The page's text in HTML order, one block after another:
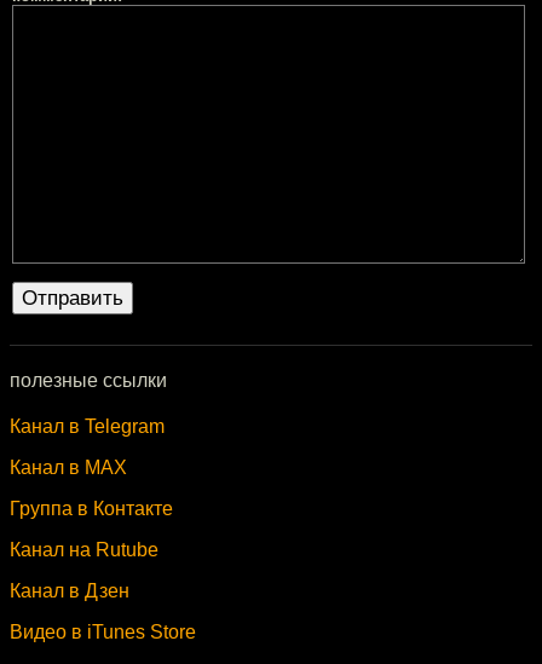
полезные ссылки
Канал в Telegram
Канал в MAX
Группа в Контакте
Канал на Rutube
Канал в Дзен
Видео в iTunes Store